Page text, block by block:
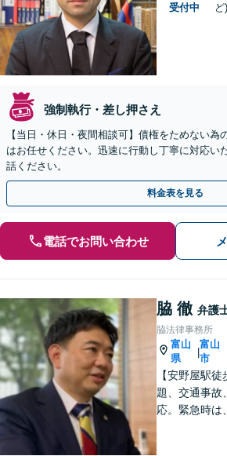
受付中
強制執行・差し押さえ
【当日・休日・夜間相談可】債権をためない為
はお任せください。迅速に行動し丁寧に対応い
話ください。
料金表を見る
電話でお問い合わせ
脇 徹 弁護
脇法律事務所
富山
県
|
富山
市
【安野屋駅
題、交通事故
応。緊急時は